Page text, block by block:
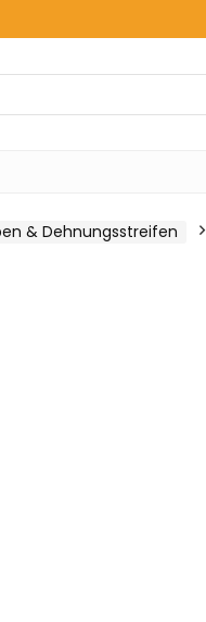
& Dehnungsstreifen